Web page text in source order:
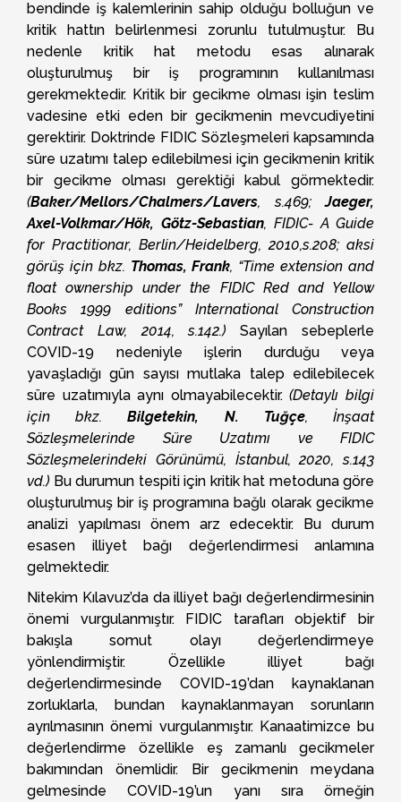
bendinde iş kalemlerinin sahip olduğu bolluğun ve
kritik hattın belirlenmesi zorunlu tutulmuştur. Bu
nedenle kritik hat metodu esas alınarak
oluşturulmuş bir iş programının kullanılması
gerekmektedir. Kritik bir gecikme olması işin teslim
vadesine etki eden bir gecikmenin mevcudiyetini
gerektirir. Doktrinde FIDIC Sözleşmeleri kapsamında
süre uzatımı talep edilebilmesi için gecikmenin kritik
bir gecikme olması gerektiği kabul görmektedir.
(Baker/Mellors/Chalmers/Lavers, s.469;Jaeger,
Axel-Volkmar/Hök, Götz-Sebastian, FIDIC- A Guide
for Practitionar, Berlin/Heidelberg, 2010,s.208; aksi
görüş için bkz. Thomas, Frank, “Time extension and
float ownership under the FIDIC Red and Yellow
Books 1999 editions” International Construction
Contract Law, 2014, s.142.) Sayılan sebeplerle
COVID-19 nedeniyle işlerin durduğu veya
yavaşladığı gün sayısı mutlaka talep edilebilecek
süre uzatımıyla aynı olmayabilecektir.(Detaylı bilgi
için bkz.Bilgetekin, N. Tuğçe, İnşaat
Sözleşmelerinde Süre Uzatımı ve FIDIC
Sözleşmelerindeki Görünümü, İstanbul, 2020, s.143
vd.) Bu durumun tespiti için kritik hat metoduna göre
oluşturulmuş bir iş programına bağlı olarak gecikme
analizi yapılması önem arz edecektir. Bu durum
esasen illiyet bağı değerlendirmesi anlamına
gelmektedir.
Nitekim Kılavuz’da da illiyet bağı değerlendirmesinin
önemi vurgulanmıştır. FIDIC tarafları objektif bir
bakışla somut olayı değerlendirmeye
yönlendirmiştir. Özellikle illiyet bağı
değerlendirmesinde COVID-19’dan kaynaklanan
zorluklarla, bundan kaynaklanmayan sorunların
ayrılmasının önemi vurgulanmıştır. Kanaatimizce bu
değerlendirme özellikle eş zamanlı gecikmeler
bakımından önemlidir. Bir gecikmenin meydana
gelmesinde COVID-19’un yanı sıra örneğin